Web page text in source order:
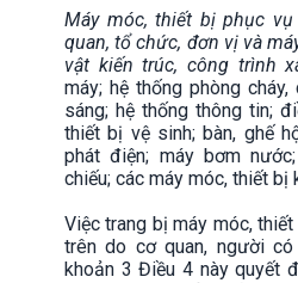
Máy móc, thiết bị phục
quan, tổ chức, đơn vị và
vật kiến trúc, công trình
máy; hệ thống phòng
sáng; hệ thống thông tin;
thiết bị vệ sinh; bàn, ghế
phát điện; máy bơm
chiếu; các máy móc, thiết bị
Việc trang bị máy móc,
trên do cơ quan, người
khoản 3 Điều 4 này quyết